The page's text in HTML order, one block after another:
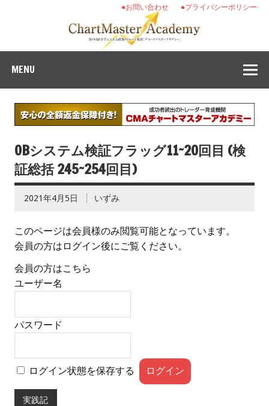
●プライバシーポリシー
●お問い合わせ
MENU
OBシステム検証フラッグ11~20回目 (検
証総括 245~254回目)
2021年4月5日 いずみ
このページは会員様のみ閲覧可能となっています。
会員の方はログイン後にご覧ください。
会員の方はこちら
ユーザー名
パスワード
ログイン状態を保存する
実践記